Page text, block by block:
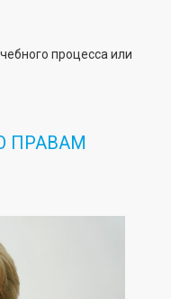
процесса или
ПРАВАМ